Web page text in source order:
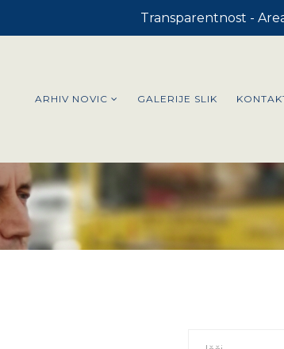
Transparentnost -
ARHIV NOVIC GALERIJE SLIK